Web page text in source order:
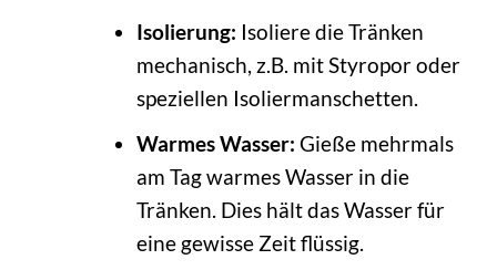
Isolierung: Isoliere die Tränken
mechanisch, z.B. mit Styropor oder
speziellen Isoliermanschetten.
Warmes Wasser: Gieße mehrmals
am Tag warmes Wasser in die
Tränken. Dies hält das Wasser für
eine gewisse Zeit flüssig.